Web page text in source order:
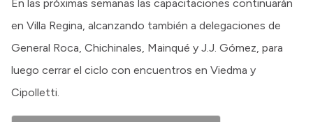
En las próximas semanas las capacitaciones continuarán
en Villa Regina, alcanzando también a delegaciones de
General Roca, Chichinales, Mainqué y J.J. Gómez, para
luego cerrar el ciclo con encuentros en Viedma y
Cipolletti.